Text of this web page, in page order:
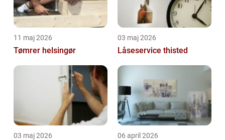
11 maj 2026
Tømrer helsingør
03 maj 2026
Låseservice thisted
03 maj 2026 06 april 2026